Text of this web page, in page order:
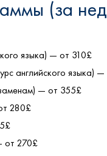
(за
языка) — от 310£
английского языка)
— от 355£
280£
от 270£